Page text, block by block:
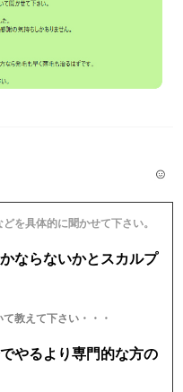
を具体的に聞かせて下さい。
ならないかとスカルプ
教えて下さい・・・
やるより専門的な方の